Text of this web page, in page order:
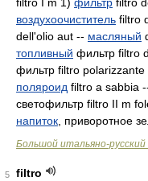
воздухоочиститель filtro
dell'olio aut -- масляный
топливный фильтр filtro
фильтр filtro polarizzante
поляроид filtro a sabbia
светофильтр filtro II m
напиток , приворотное
Большой итальяно-русский
5
filtro